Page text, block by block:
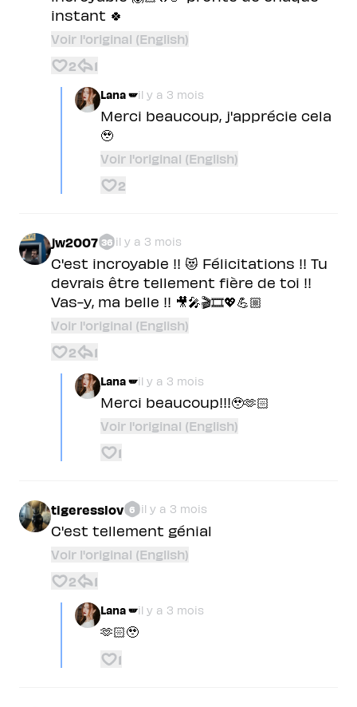
instant 🍀
Voir l'original (English)
2 1
Lana 🪽il y a 3 mois
Merci beaucoup, j'apprécie cela
🥹
Voir l'original (English)
2
jw2007 36 il y a 3 mois
C'est incroyable !! 😻 Félicitations !! Tu
devrais être tellement fière de toi !!
Vas-y, ma belle !! 🎥🎤🎬🎞️💖💪🏼
Voir l'original (English)
2 1
Lana 🪽il y a 3 mois
Merci beaucoup!!!🥹🫶🏻
Voir l'original (English)
1
tigeresslov 6 il y a 3 mois
C'est tellement génial
Voir l'original (English)
2 1
Lana 🪽il y a 3 mois
🫶🏻🥹
1